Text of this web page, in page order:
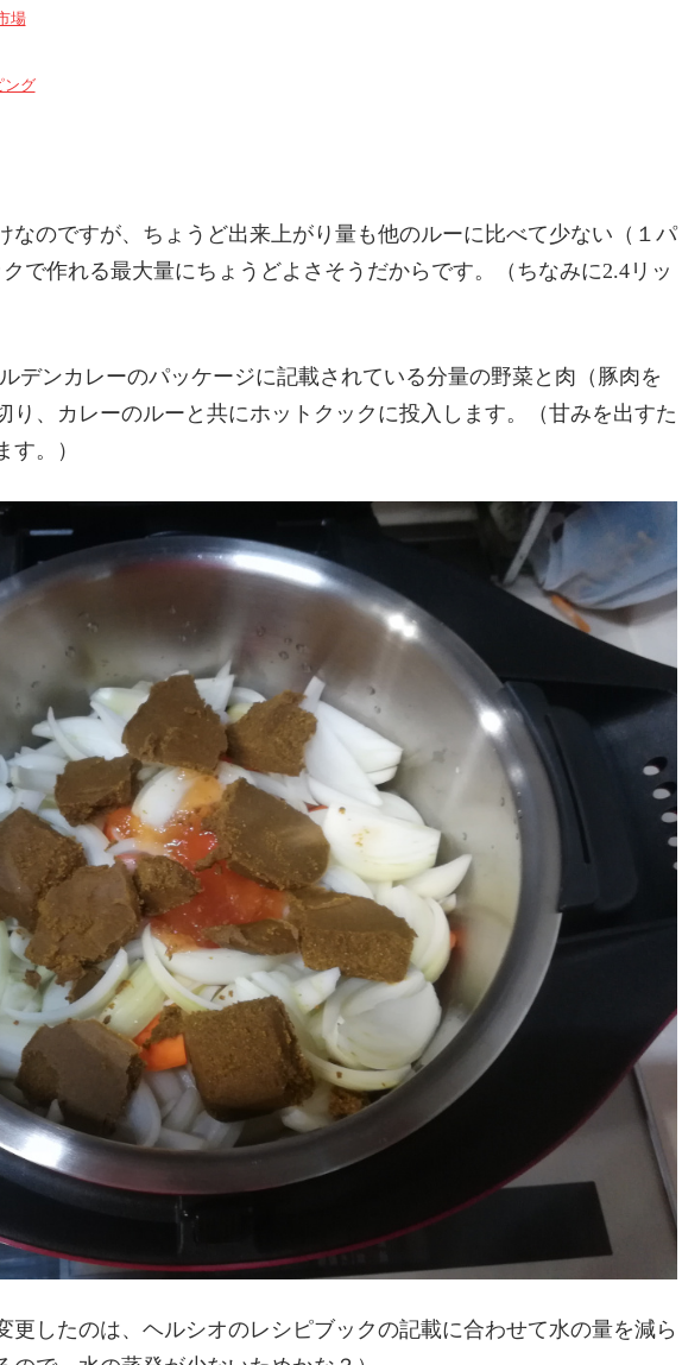
場
ング
なのですが、ちょうど出来上がり量も他のルーに比べて少ない（１パ
で作れる最大量にちょうどよさそうだからです。（ちなみに2.4リッ
デンカレーのパッケージに記載されている分量の野菜と肉（豚肉を
り、カレーのルーと共にホットクックに投入します。（甘みを出すた
。）
更したのは、ヘルシオのレシピブックの記載に合わせて水の量を減ら